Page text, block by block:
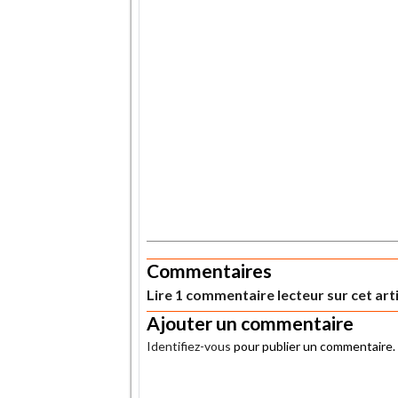
Commentaires
Lire 1 commentaire lecteur sur cet
Ajouter un commentaire
Identifiez-vous pour publier un commentaire.